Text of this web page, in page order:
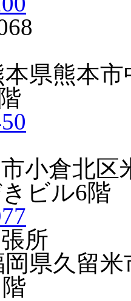
本県熊本
小倉北区
ビル6階
所
岡県久留